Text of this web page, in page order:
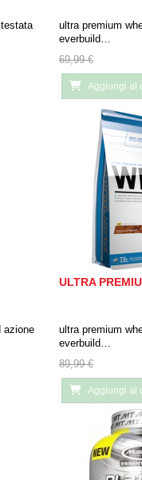
ultra premium
everbuild…
69,99 €
Aggiungi al
azione
ULTRA
ultra premium
everbuild…
89,99 €
Aggiungi al